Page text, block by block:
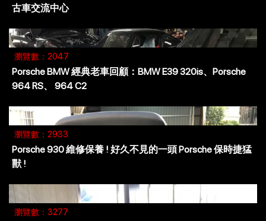
古車交流中心
瀏覽數：2047
Porsche BMW 經典老車回顧：BMW E39 320is、Porsche
964 RS、 964 C2
瀏覽數：2933
Porsche 930 維修保養 ! 好久不見的一頭 Porsche 保時捷猛
獸 !
瀏覽數：3277